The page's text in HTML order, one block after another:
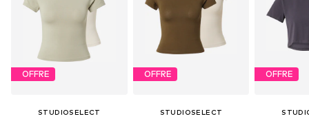
OFFRE
STUDIOSELECT
OFFRE
STUDIOSELECT
OFFRE